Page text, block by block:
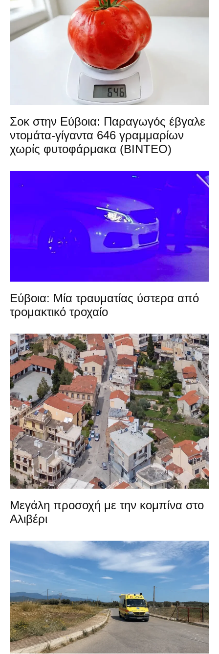
Σοκ στην Εύβοια: Παραγωγός έβγαλε
ντομάτα-γίγαντα 646 γραμμαρίων
χωρίς φυτοφάρμακα (ΒΙΝΤΕΟ)
Εύβοια: Μία τραυματίας ύστερα από
τρομακτικό τροχαίο
Μεγάλη προσοχή με την κομπίνα στο
Αλιβέρι